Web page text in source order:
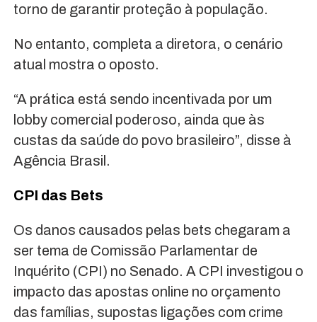
torno de garantir proteção à população.
No entanto, completa a diretora, o cenário
atual mostra o oposto.
“A prática está sendo incentivada por um
lobby comercial poderoso, ainda que às
custas da saúde do povo brasileiro”, disse à
Agência Brasil.
CPI das Bets
Os danos causados pelas bets chegaram a
ser tema de Comissão Parlamentar de
Inquérito (CPI) no Senado. A CPI investigou o
impacto das apostas online no orçamento
das famílias, supostas ligações com crime